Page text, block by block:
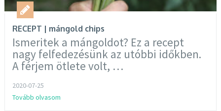
RECEPT | mángold chips
Ismeritek a mángoldot? Ez a recept
nagy felfedezésünk az utóbbi időkben.
A férjem ötlete volt, …
2020-07-25
Tovább olvasom